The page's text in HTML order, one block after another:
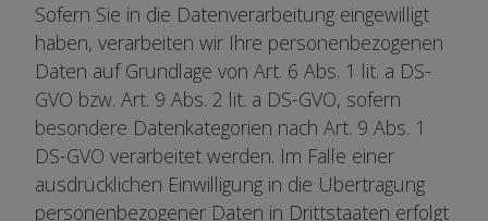
Sofern Sie in die Datenverarbeitung eingewilligt
haben, verarbeiten wir Ihre personenbezogenen
Daten auf Grundlage von Art. 6 Abs. 1 lit. a DS-
GVO bzw. Art. 9 Abs. 2 lit. a DS-GVO, sofern
besondere Datenkategorien nach Art. 9 Abs. 1
DS-GVO verarbeitet werden. Im Falle einer
ausdrücklichen Einwilligung in die Übertragung
personenbezogener Daten in Drittstaaten erfolgt